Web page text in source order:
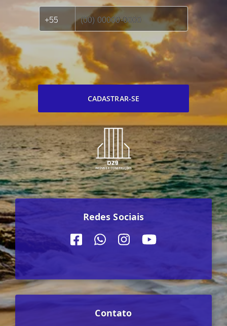
CADASTRAR-SE
Redes Sociais
Contato